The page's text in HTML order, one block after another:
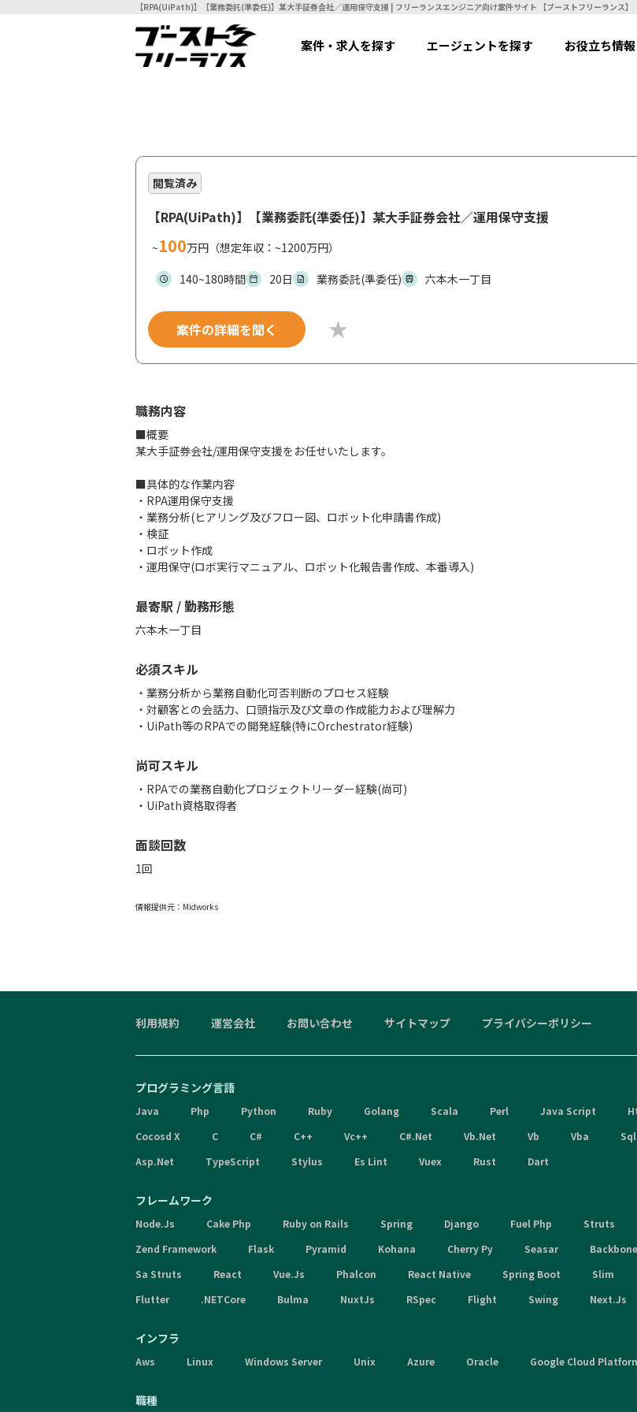
【RPA(UiPath)】【業務委託(準委任)】某大手証券会社／運用保守支援 | フリーランスエンジニア向け案件サイト 【ブーストフリーランス】
案件・求人を探す エージェントを探す お役立ち情報
閲覧済み
【RPA(UiPath)】【業務委託(準委任)】某大手証券会社／運用保守支援
~100万円（想定年収：~1200万円）
140~180時間
20日 業務委託(準委任) 六本木一丁目
案件の詳細を聞く
職務内容
■概要
某大手証券会社/運用保守支援をお任せいたします。
■具体的な作業内容
・RPA運用保守支援
・業務分析(ヒアリング及びフロー図、ロボット化申請書作成)
・検証
・ロボット作成
・運用保守(ロボ実行マニュアル、ロボット化報告書作成、本番導入)
最寄駅 / 勤務形態
六本木一丁目
必須スキル
・業務分析から業務自動化可否判断のプロセス経験
・対顧客との会話力、口頭指示及び文章の作成能力および理解力
・UiPath等のRPAでの開発経験(特にOrchestrator経験)
尚可スキル
・RPAでの業務自動化プロジェクトリーダー経験(尚可)
・UiPath資格取得者
面談回数
1回
情報提供元： Midworks
利用規約 運営会社 お問い合わせ サイトマップ プライバシーポリシー
プログラミング言語
Java Php Python Ruby Golang Scala Perl Java Script
Cocosd X
C C# C++ Vc++ C#.Net Vb.Net Vb Vba Sql
Asp.Net
TypeScript Stylus Es Lint Vuex Rust Dart
フレームワーク
Node.Js Cake Php Ruby on Rails Spring Django Fuel Php Struts
Zend Framework
Flask Pyramid Kohana Cherry Py Seasar
Sa Struts
React Vue.Js Phalcon React Native Spring Boot Slim
Flutter
.NETCore Bulma NuxtJs RSpec Flight Swing Next.Js
インフラ
Aws Linux Windows Server Unix Azure Oracle Google Cloud
職種